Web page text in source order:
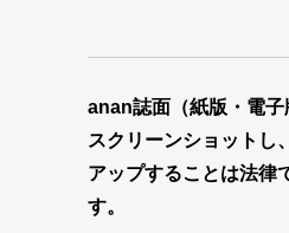
anan誌面（紙版・電子
スクリーンショットし
アップすることは法律
す。